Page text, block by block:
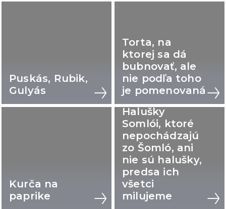
Puskás, Rubik,
Gulyás
Torta, na
ktorej sa dá
bubnovať, ale
nie podľa toho
je pomenovaná
Kurča na
paprike
Halušky
Somlói, ktoré
nepochádzajú
zo Šomló, ani
nie sú halušky,
predsa ich
všetci
milujeme